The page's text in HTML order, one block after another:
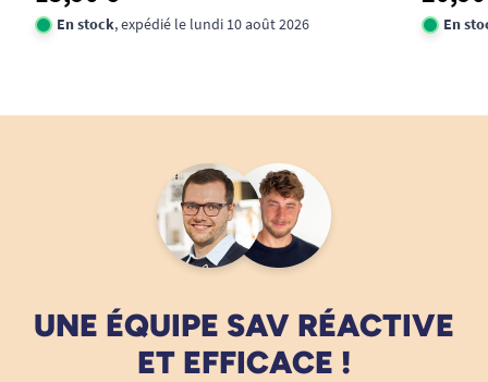
utilisateurs ayant des besoins importants.
En stock, expédié le lundi 10 août 2026 En
UNE ÉQUIPE SAV RÉACTIVE
ET EFFICACE !